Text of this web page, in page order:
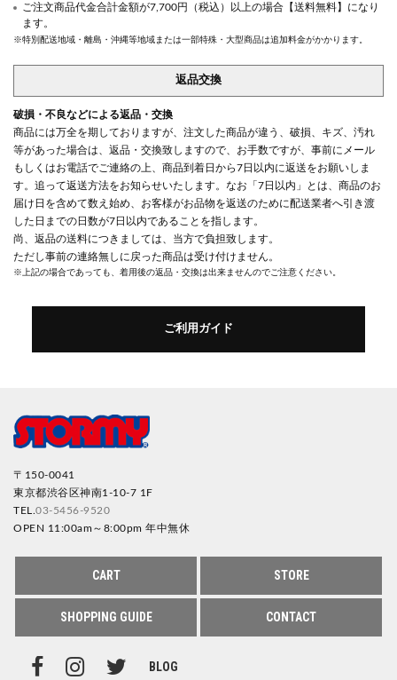
ご注文商品代金合計金額が7,700円（税込）以上の場合【送料無料】になり
ます。
※特別配送地域・離島・沖縄等地域または一部特殊・大型商品は追加料金がかかります。
返品交換
破損・不良などによる返品・交換
商品には万全を期しておりますが、注文した商品が違う、破損、キズ、汚れ
等があった場合は、返品・交換致しますので、お手数ですが、事前にメール
もしくはお電話でご連絡の上、商品到着日から7日以内に返送をお願いしま
す。追って返送方法をお知らせいたします。なお「7日以内」とは、商品のお
届け日を含めて数え始め、お客様がお品物を返送のために配送業者へ引き渡
した日までの日数が7日以内であることを指します。
尚、返品の送料につきましては、当方で負担致します。
ただし事前の連絡無しに戻った商品は受け付けません。
※上記の場合であっても、着用後の返品・交換は出来ませんのでご注意ください。
ご利用ガイド
〒150-0041
東京都渋谷区神南1-10-7 1F
TEL. 03-5456-9520
OPEN 11:00am～8:00pm 年中無休
CART STORE
SHOPPING GUIDE CONTACT
BLOG